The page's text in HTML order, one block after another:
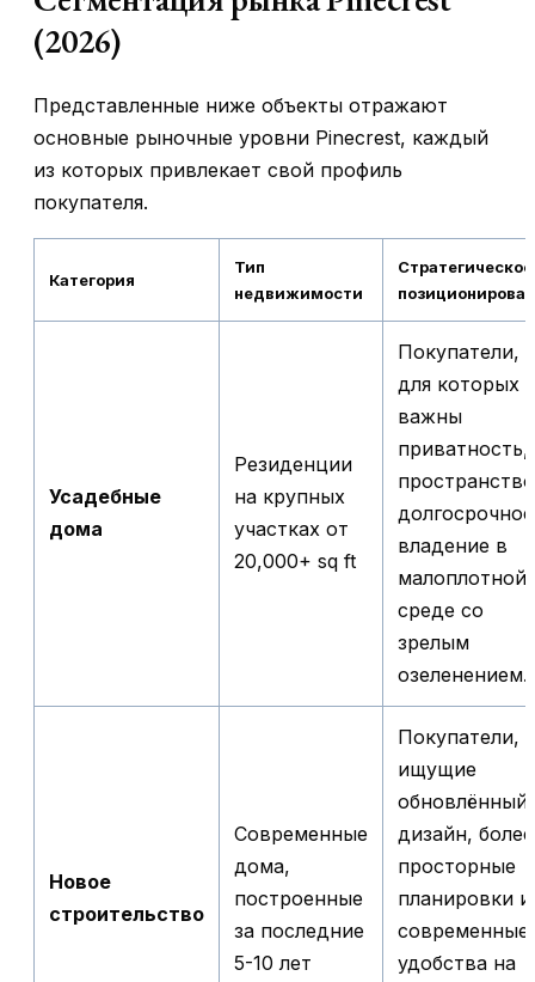
(2026)
Представленные ниже объекты отражают
основные рыночные уровни Pinecrest, каждый
из которых привлекает свой профиль
покупателя.
Категория
Тип
недвижимости
Стратегическое
Усадебные
дома
Резиденции
на крупных
участках от
20,000+ sq ft
Покупатели,
для которых
важны
приватность,
долгосрочное
владение в
малоплотной
среде со
зрелым
озеленением.
Новое
строительство
Современные
дома,
построенные
за последние
5-10 лет
Покупатели,
ищущие
обновлённый
дизайн, более
просторные
планировки и
современные
удобства на